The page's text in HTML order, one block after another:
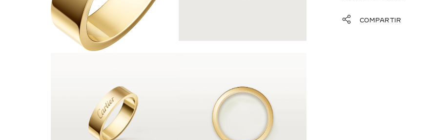
COMPARTIR